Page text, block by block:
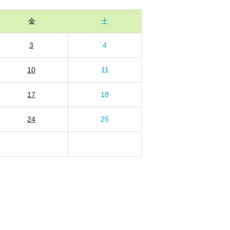
金 土
3 4
10 11
17 18
24 25